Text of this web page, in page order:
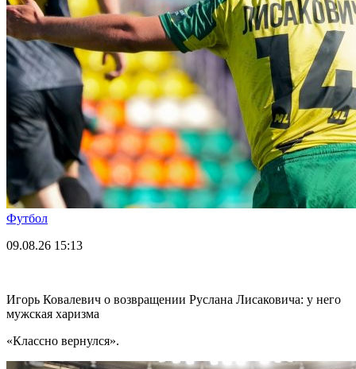
Футбол
09.08.26 15:13
Игорь Ковалевич о возвращении Руслана Лисаковича: у него
мужская харизма
«Классно вернулся».